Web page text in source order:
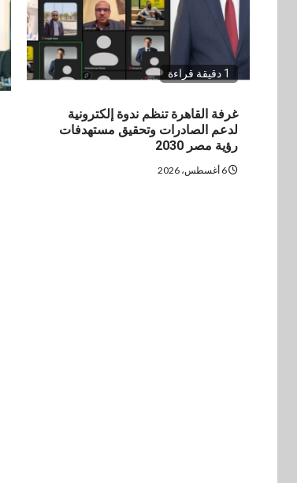
1 دقيقة قراءة
غرفة القاهرة تنظم ندوة إلكترونية
لدعم الصادرات وتحقيق مستهدفات
رؤية مصر 2030